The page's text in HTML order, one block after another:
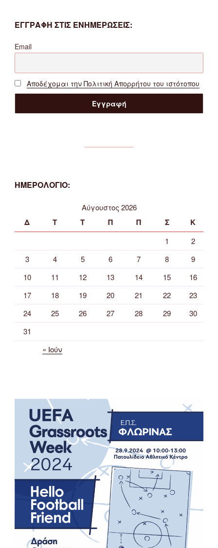
ΕΓΓΡΑΦΗ ΣΤΙΣ ΕΝΗΜΕΡΩΣΕΙΣ:
Email
Αποδέχομαι την Πολιτική Απορρήτου του ιστότοπου
ΗΜΕΡΟΛΟΓΙΟ:
Αύγουστος 2026
Δ Τ Τ Π Π Σ Κ
1
2
3
4 5 6 7 8
9
10
11 12 13 14 15
16
17
18 19 20 21 22
23
24
25 26 27 28 29
30
31
« Ιούν